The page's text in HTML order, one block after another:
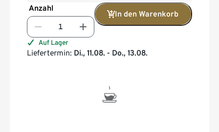
Anzahl
In den Warenkorb
Auf Lager
Liefertermin: Di., 11.08. - Do., 13.08.